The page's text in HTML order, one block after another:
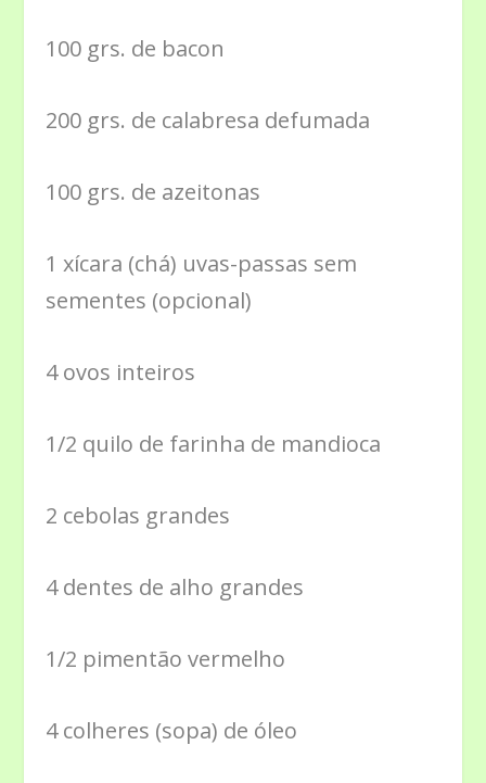
100 grs. de bacon
200 grs. de calabresa defumada
100 grs. de azeitonas
1 xícara (chá) uvas-passas sem
sementes (opcional)
4 ovos inteiros
1/2 quilo de farinha de mandioca
2 cebolas grandes
4 dentes de alho grandes
1/2 pimentão vermelho
4 colheres (sopa) de óleo